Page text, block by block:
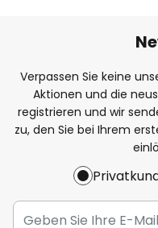
Verpassen Sie keine
Aktionen und die
registrieren und wir
zu, den Sie bei Ihrem